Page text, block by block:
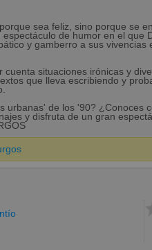
sea feliz, sino porque se
de humor en el que
y gamberro a sus vivencias
situaciones irónicas y
que lleva escribiendo y
urbanas' de los '90? ¿Conoces
y disfruta de un gran